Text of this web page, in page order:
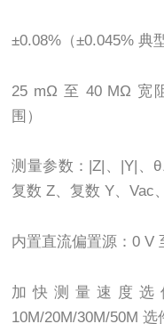
±0.08% （±0.045%典
25 mΩ 至 40 MΩ 宽
围）
测量参数： |Z| 、 |Y| 、 θ
复数 Z、复数 Y、Vac、
内置直流偏置源：0 V
加快测量速度选
10M/20M/30M/50M选